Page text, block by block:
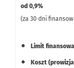
od 0,9%
(za 30 dni
Limit
Koszt